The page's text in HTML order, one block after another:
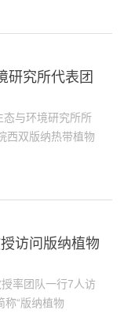
研究所代表团
与环境研究所所
西双版纳热带植物
访问版纳植物
率团队一行7人访
称“版纳植物